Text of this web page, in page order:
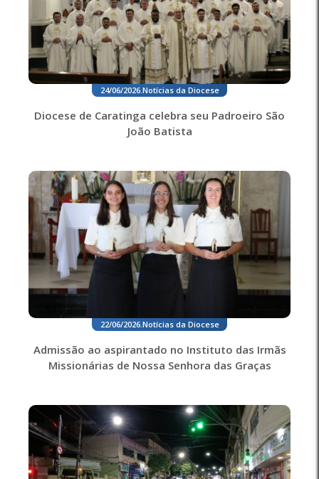
24/06/2026.Notícias da Diocese
Diocese de Caratinga celebra seu Padroeiro São
João Batista
22/06/2026.Notícias da Diocese
Admissão ao aspirantado no Instituto das Irmãs
Missionárias de Nossa Senhora das Graças